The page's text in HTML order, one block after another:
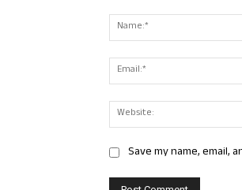
Save my name, email,